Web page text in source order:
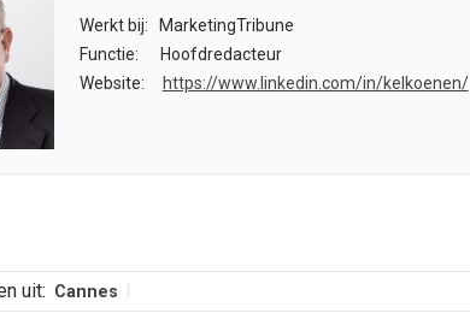
Werkt bij:
MarketingTribune
Functie:
Hoofdredacteur
Website:
https://www.linkedin.com/in/kelkoenen/
uit: Cannes